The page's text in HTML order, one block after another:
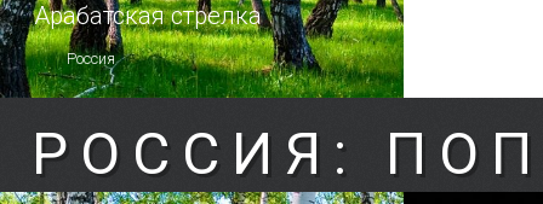
Арабатская стрелка
Россия
РОССИЯ: